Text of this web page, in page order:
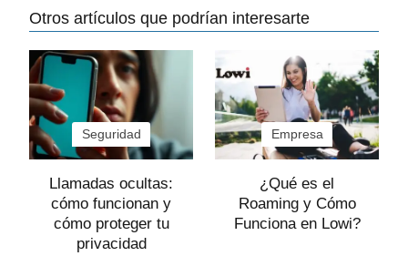
Otros artículos que podrían interesarte
Seguridad
Llamadas ocultas:
cómo funcionan y
cómo proteger tu
privacidad
Empresa
¿Qué es el
Roaming y Cómo
Funciona en Lowi?